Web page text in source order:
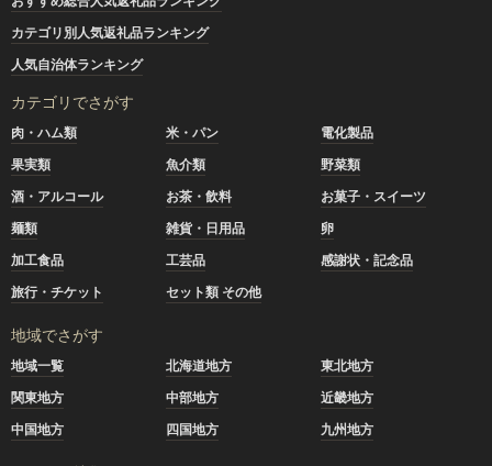
カテゴリ別人気返礼品ランキング
人気自治体ランキング
カテゴリでさがす
肉・ハム類 米・パン
電化製品
果実類
魚介類
野菜類
酒・アルコール
お茶・飲料
お菓子・スイーツ
麺類
雑貨・日用品
卵
加工食品
工芸品
感謝状・記念品
旅行・チケット
セット類 その他
地域でさがす
地域一覧 北海道地方
東北地方
関東地方
中部地方
近畿地方
中国地方
四国地方 九州地方